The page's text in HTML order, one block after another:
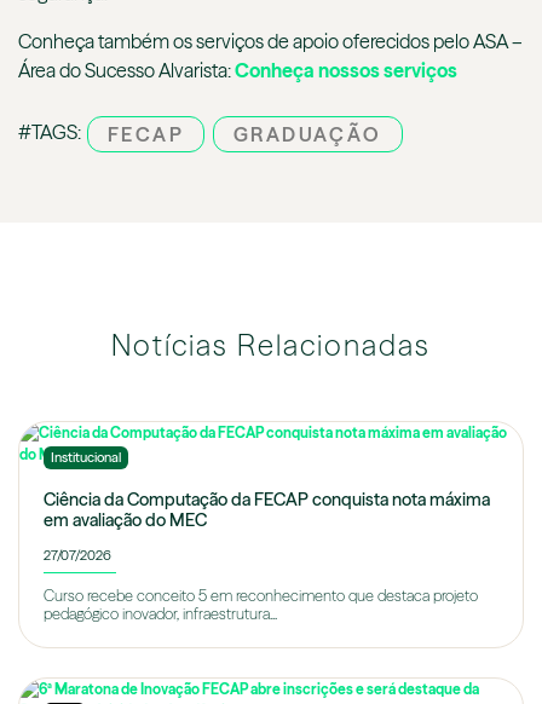
Conheça também os serviços de apoio oferecidos pelo ASA –
Área do Sucesso Alvarista:Conheça nossos serviços
#TAGS: FECAP GRADUAÇÃO
Notícias Relacionadas
Institucional
Ciência da Computação da FECAP conquista nota máxima
em avaliação do MEC
27/07/2026
Curso recebe conceito 5 em reconhecimento que destaca projeto
pedagógico inovador, infraestrutura...